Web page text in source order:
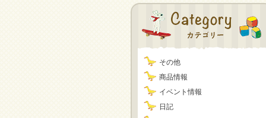
その他
商品情報
イベント情報
日記